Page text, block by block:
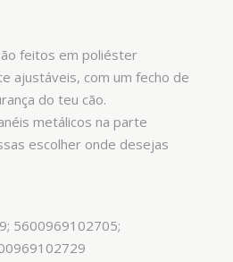
feitos em poliéster
ajustáveis, com um fecho de
do teu cão.
metálicos na parte
escolher onde desejas
5600969102705;